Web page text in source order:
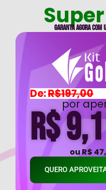
Garanta agora com
De:R$197,00
por
R$
ou R$
QUERO